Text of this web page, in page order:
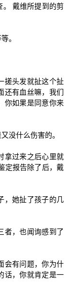
。 戴维所提到的剪
。
搓头发就扯这个扯
还有血丝嘛，我们
你如果是同意你来
没什么伤害的。
拿过来之后心里就
定报告除了后，戴
，她扯了孩子的几
者，也闻询感到了
会有问题，你为什
话，你就肯定是一